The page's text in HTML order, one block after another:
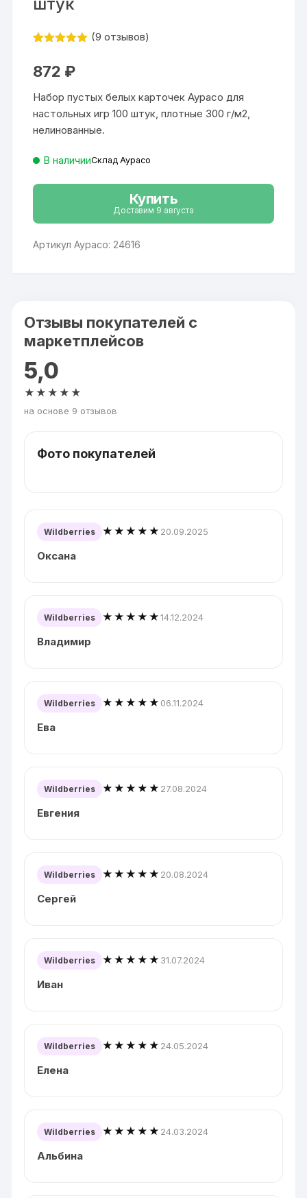
основе
пользовател
ей
(9 отзывов)
872 ₽
Набор пустых белых карточек Аурасо для
настольных игр 100 штук, плотные 300 г/м2,
нелинованные.
В наличииСклад Аурасо
Купить
Доставим 9 августа
Артикул Аурасо: 24616
Отзывы покупателей с
маркетплейсов
5,0
★★★★★
на основе 9 отзывов
Фото покупателей
Wildberries ★★★★★ 20.09.2025
Оксана
Wildberries ★★★★★14.12.2024
Владимир
Wildberries ★★★★★ 06.11.2024
Ева
Wildberries ★★★★★ 27.08.2024
Евгения
Wildberries ★★★★★ 20.08.2024
Сергей
Wildberries ★★★★★ 31.07.2024
Иван
Wildberries ★★★★★ 24.05.2024
Елена
Wildberries ★★★★★ 24.03.2024
Альбина